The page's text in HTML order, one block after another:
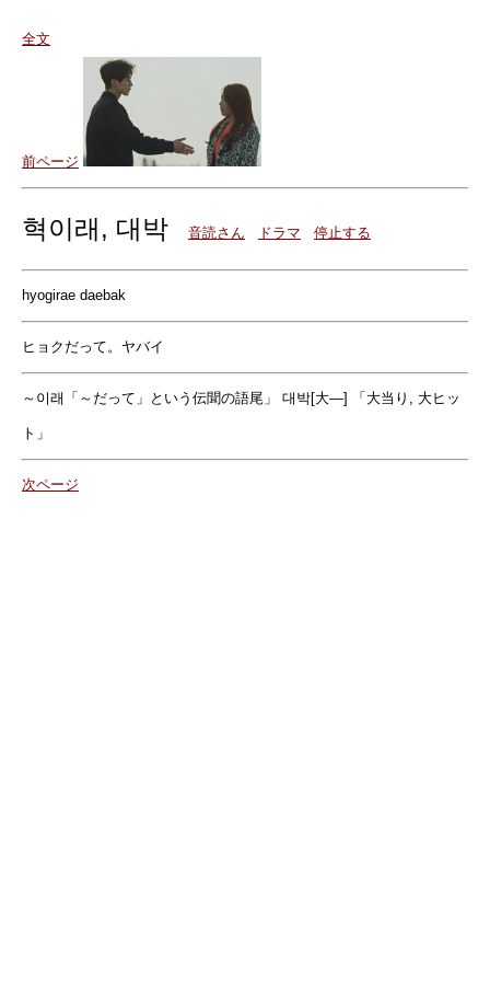
全文
前ページ
혁이래, 대박 音読さん ドラマ 停止する
hyogirae daebak
ヒョクだって。ヤバイ
～이래「～だって」という伝聞の語尾」 대박[大―] 「大当り, 大ヒッ
ト」
次ページ